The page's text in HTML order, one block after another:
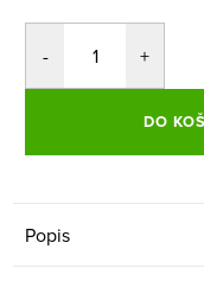
DO
Popis